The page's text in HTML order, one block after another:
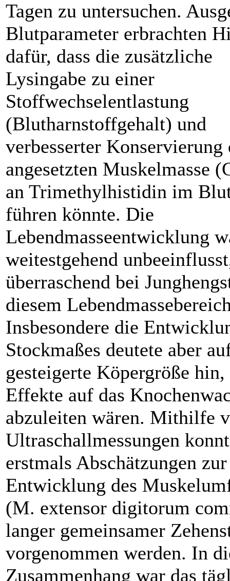
Tagen zu untersuchen.
Blutparameter erbrachten
dafür, dass die zusätzliche
Lysingabe zu einer
Stoffwechselentlastung
(Blutharnstoffgehalt) und
verbesserter Konservierung
angesetzten Muskelmasse
an Trimethylhistidin im
führen könnte. Die
Lebendmasseentwicklung
weitestgehend
überraschend bei
diesem
Insbesondere die
Stockmaßes deutete aber
gesteigerte Köpergröße hin,
Effekte auf das
abzuleiten wären. Mithilfe
Ultraschallmessungen
erstmals Abschätzungen zur
Entwicklung des
(M. extensor digitorum
langer gemeinsamer
vorgenommen werden. In
Zusammenhang war das